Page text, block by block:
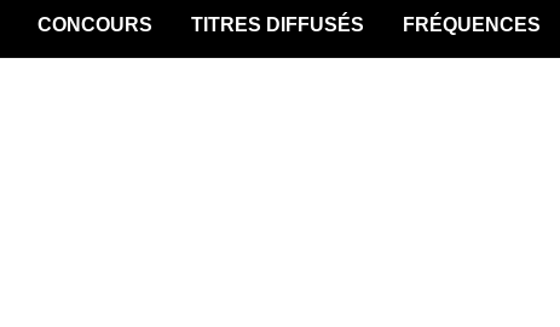
CONCOURS TITRES DIFFUSÉS FRÉQUENCES